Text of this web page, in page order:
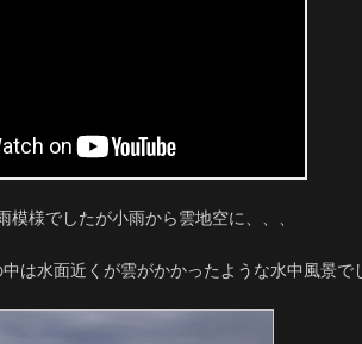
模様でしたが小雨から雲地空に、、、
は水面近くが雲がかかったような水中風景で